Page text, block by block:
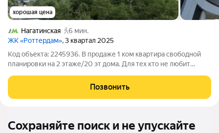
хорошая цена
Нагатинская
6 мин.
ЖК «Роттердам», 3 квартал 2025
Код объекта: 2245936. В продаже 1 ком квартира свободной
планировки на 2 этаже/20 эт дома. Для тех кто не любит
8 бизнес центров, 7 фитнес клубов, 6 торгово-
развлекательных центров. ROTTERDAM
Позвонить
Сохраняйте поиск и не упускайте